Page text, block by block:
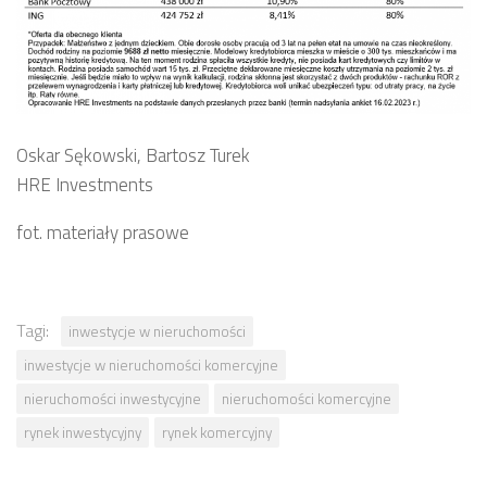
Oskar Sękowski, Bartosz Turek
HRE Investments
fot. materiały prasowe
Tagi:
inwestycje w nieruchomości
inwestycje w nieruchomości komercyjne
nieruchomości inwestycyjne
nieruchomości komercyjne
rynek inwestycyjny
rynek komercyjny